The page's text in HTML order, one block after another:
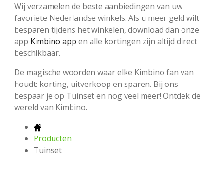
Wij verzamelen de beste aanbiedingen van uw
favoriete Nederlandse winkels. Als u meer geld wilt
besparen tijdens het winkelen, download dan onze
app Kimbino app en alle kortingen zijn altijd direct
beschikbaar.
De magische woorden waar elke Kimbino fan van
houdt: korting, uitverkoop en sparen. Bij ons
bespaar je op Tuinset en nog veel meer! Ontdek de
wereld van Kimbino.
Producten
Tuinset